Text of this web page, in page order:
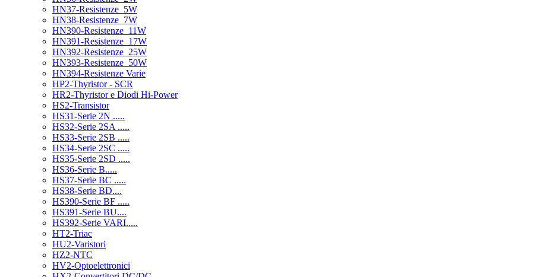
HN37-Resistenze_5W
HN38-Resistenze_7W
HN390-Resistenze_11W
HN391-Resistenze_17W
HN392-Resistenze_25W
HN393-Resistenze_50W
HN394-Resistenze Varie
HP2-Thyristor - SCR
HR2-Thyristor e Diodi Hi-Power
HS2-Transistor
HS31-Serie 2N .....
HS32-Serie 2SA .....
HS33-Serie 2SB .....
HS34-Serie 2SC .....
HS35-Serie 2SD .....
HS36-Serie B.....
HS37-Serie BC .....
HS38-Serie BD....
HS390-Serie BF .....
HS391-Serie BU....
HS392-Serie VARI.....
HT2-Triac
HU2-Varistori
HZ2-NTC
HV2-Optoelettronici